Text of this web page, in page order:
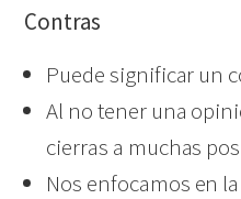
Contras
Puede significar un
Al no tener una
cierras a muchas
Nos enfocamos en